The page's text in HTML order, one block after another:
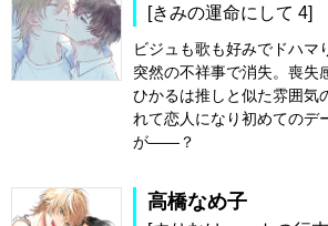
[きみの運命にして 4]
ビジュも歌も好みでドハマ
突然の不祥事で消失。喪失
ひかるは推しと似た雰囲気
れて恋人になり初めてのデ
が――？
高橋なめ子